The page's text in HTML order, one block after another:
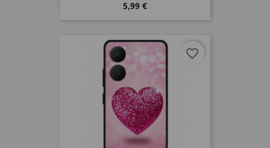
5,99 €
favorite_border